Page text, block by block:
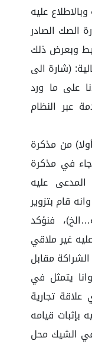
عليه
الصك الصادر
وبعرض ذلك
(شارة الى
على ما ورد
عبر النظام
من مذكرة
في مذكرة
عليه
قام بتزوير
فنؤكد
غير ملاقي
مقابل
يتمثل في
تجارية
بإثبات قيامه
الشيك محل